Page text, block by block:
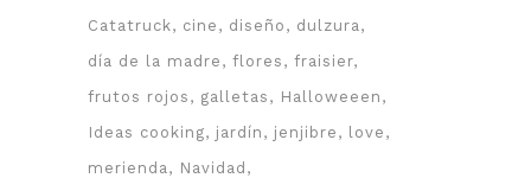
Catatruck
cine diseño
dulzura
día de la madre
flores
fraisier
frutos rojos
galletas
Halloweeen
Ideas cooking
jardín jenjibre
love
merienda
Navidad